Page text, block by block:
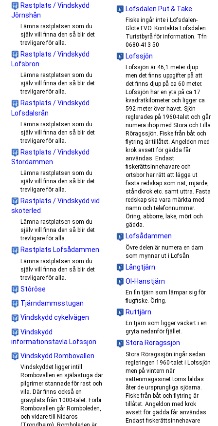
Rastplats / Vindskydd
Jörnshån
Lämna rastplatsen som du
själv vill finna den så blir det
trevligare för alla.
Rastplats / Vindskydd
Lofsbron
Lämna rastplatsen som du
själv vill finna den så blir det
trevligare för alla.
Rastplats / Vindskydd
Lofsdalsrån
Lämna rastplatsen som du
själv vill finna den så blir det
trevligare för alla.
Rastplats / Vindskydd
Stordammen
Lämna rastplatsen som du
själv vill finna den så blir det
trevligare för alla.
Rastplats / Vindskydd vid
skoterled
Lämna rastplatsen som du
själv vill finna den så blir det
trevligare för alla.
Rastplats Lofsådammen
Lämna rastplatsen som du
själv vill finna den så blir det
trevligare för alla.
Stôrôse
Tjärndammsstugan
Vindskydd cykelvägen
Vindskydd
informationstavla Lofssjön
Vindskydd Rombovallen
Vindskyddet ligger intill
Rombovallen en själastuga där
pilgrimer stannade för rast och
vila. Där finns också en
gravplats från 1000-talet. Förbi
Rombovallen går Romboleden,
och vidare till Nidaros
Lofsdalen Put & Take
Fiske ingår inte i Lofsdalen-
Glöte FVO. Kontakta Lofsdalen
Turistbyrå för information. Tfn
0680-413 50
Lofssjön
Lofssjön är 46,1 meter djup
men det finns uppgifter på att
det finns djup på ca 60 meter.
Lofssjön har en yta på ca 17
kvadratkilometer och ligger ca
592 meter över havet. Sjön
reglerades på 1960-talet och går
numera ihop med Stora och Lilla
Röragssjön. Fiske från båt och
flytring är tillåtet. Angeldon med
krok avsett för gädda får
användas. Endast
fiskerättsinnehavare och
ortsbor har rätt att lägga ut
fasta redskap som nät, mjärde,
ståndkrok etc. samt uttra. Fasta
redskap ska vara märkta med
namn och telefonnummer.
Öring, abborre, lake, mört och
gädda.
Lofsådammen
Övre delen är numera en dam
som mynnar ut i Lofsån.
Långtjärn
Ol-Hanstjärn
En fin tjärn som lämpar sig för
flugfiske. Öring.
Ruttjärn
En tjärn som ligger vackert i en
gryta nedanför fjället.
Stora Röragssjön
Stora Röragssjön ingår sedan
regleringen 1960-talet i Lofssjön
men på vintern när
vattenmagasinet töms bildas
åter de ursprungliga sjöarna.
Fiske från båt och flytring är
tillåtet. Angeldon med krok
avsett för gädda får användas.
Endast fiskerättsinnehavare